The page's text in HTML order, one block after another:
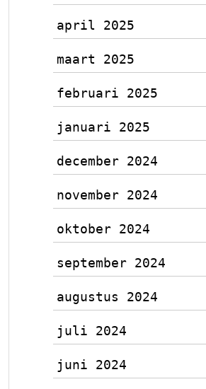
april 2025
maart 2025
februari 2025
januari 2025
december 2024
november 2024
oktober 2024
september 2024
augustus 2024
juli 2024
juni 2024